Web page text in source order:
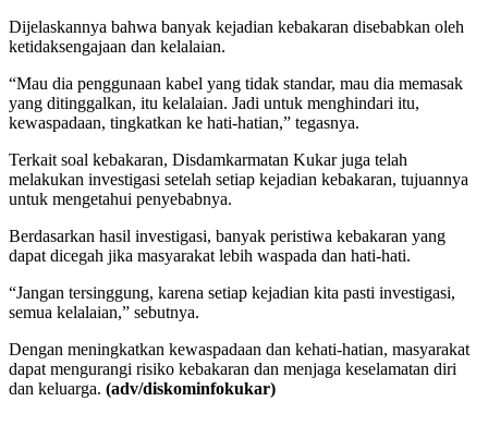
Dijelaskannya bahwa banyak kejadian kebakaran disebabkan oleh
ketidaksengajaan dan kelalaian.
“Mau dia penggunaan kabel yang tidak standar, mau dia memasak
yang ditinggalkan, itu kelalaian. Jadi untuk menghindari itu,
kewaspadaan, tingkatkan ke hati-hatian,” tegasnya.
Terkait soal kebakaran, Disdamkarmatan Kukar juga telah
melakukan investigasi setelah setiap kejadian kebakaran, tujuannya
untuk mengetahui penyebabnya.
Berdasarkan hasil investigasi, banyak peristiwa kebakaran yang
dapat dicegah jika masyarakat lebih waspada dan hati-hati.
“Jangan tersinggung, karena setiap kejadian kita pasti investigasi,
semua kelalaian,” sebutnya.
Dengan meningkatkan kewaspadaan dan kehati-hatian, masyarakat
dapat mengurangi risiko kebakaran dan menjaga keselamatan diri
dan keluarga. (adv/diskominfokukar)